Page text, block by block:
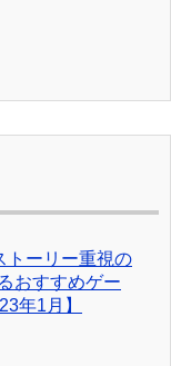
トーリー重視の
おすすめゲー
年1月】